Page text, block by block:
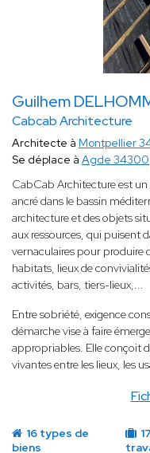
Guilhem
Cabcab Architecture
Architecte à Montpellier
Se déplace à Agde 34300
CabCab Architecture est
ancré dans le bassin
architecture et des objets
aux ressources, qui puisent
vernaculaires pour produire
habitats, lieux de
activités, bars, tiers-lieux,...
Entre sobriété, exigence
démarche vise à faire
appropriables. Elle conçoit
vivantes entre les lieux, les
16 types de
biens